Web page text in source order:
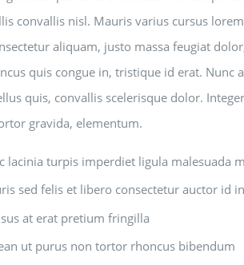
convallis nisl. Mauris varius cursus
aliquam, justo massa feugiat
quis congue in, tristique id erat. Nunc
quis, convallis scelerisque dolor.
gravida, elementum.
lacinia turpis imperdiet ligula malesuada
sed felis et libero consectetur auctor id
at erat pretium fringilla
ut purus non tortor rhoncus bibendum